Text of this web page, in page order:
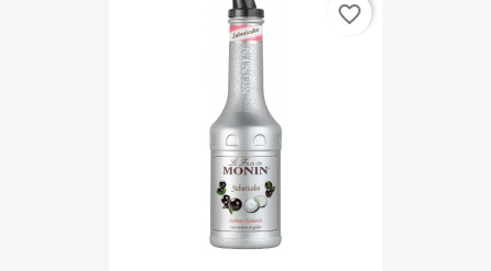
favorite_border